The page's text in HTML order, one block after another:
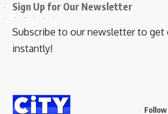
Sign Up for Our Newsletter
Subscribe to our newsletter to get
instantly!
Follow